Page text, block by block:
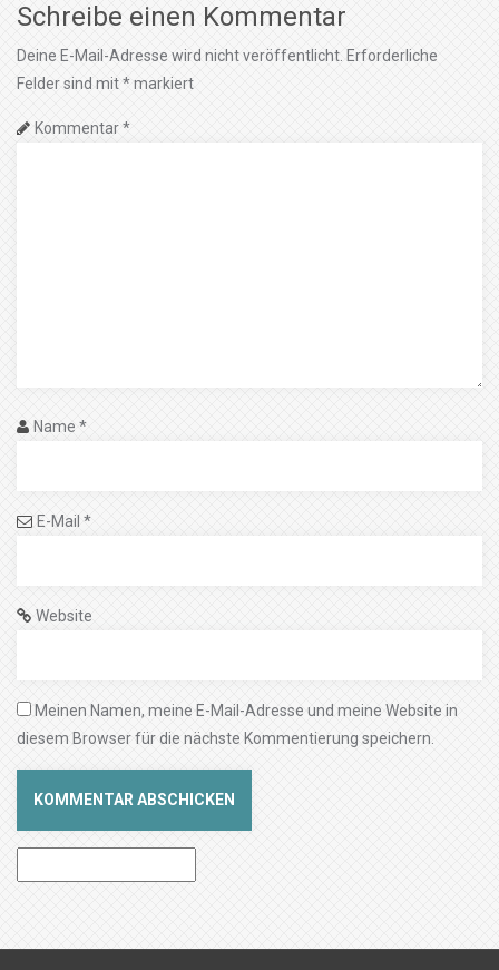
Schreibe einen Kommentar
Deine E-Mail-Adresse wird nicht veröffentlicht. Erforderliche
Felder sind mit*markiert
Kommentar*
Name *
E-Mail *
Website
Meinen Namen, meine E-Mail-Adresse und meine Website in
diesem Browser für die nächste Kommentierung speichern.